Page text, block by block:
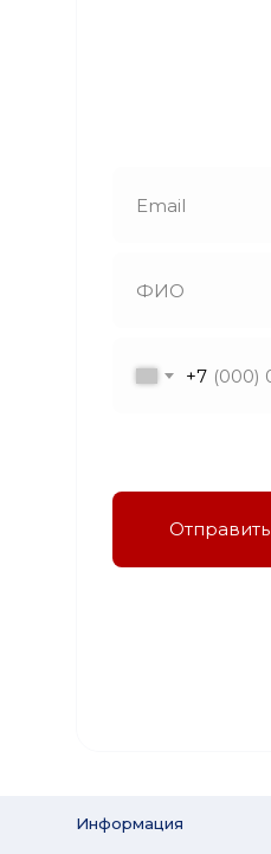
+7
Отправить
Информация